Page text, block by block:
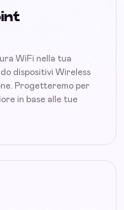
WiFi nella tua
dispositivi Wireless
Progetteremo per
in base alle tue